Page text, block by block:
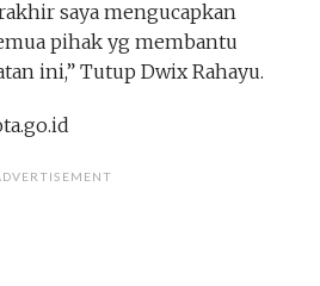
saya mengucapkan
pihak yg membantu
ini,” Tutup Dwix Rahayu.